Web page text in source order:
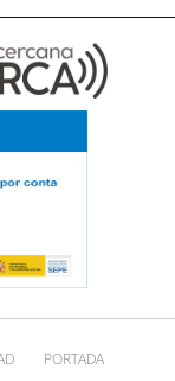
PORTADA